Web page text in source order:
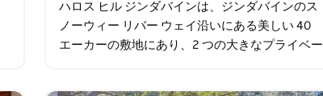
ハロス ヒル ジンダバインは、ジンダバインのス
ノーウィー リバー ウェイ沿いにある美しい 40
エーカーの敷地にあり、2 つの大きなプライベー